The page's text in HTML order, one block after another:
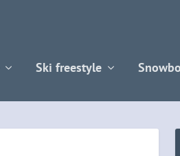
Ski freestyle